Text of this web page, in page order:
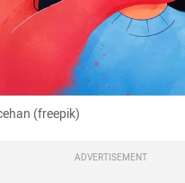
(freepik)
ADVERTISEMENT